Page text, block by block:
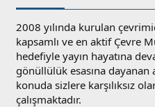
2008 yılında kurulan
kapsamlı ve en aktif Çevre
hedefiyle yayın hayatına
gönüllülük esasına dayanan
konuda sizlere karşılıksız
çalışmaktadır.